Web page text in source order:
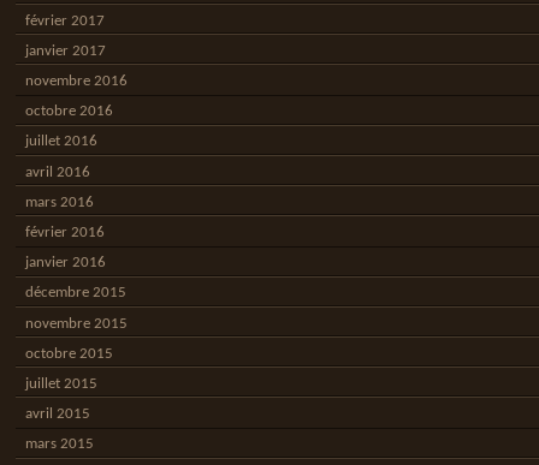
février 2017
janvier 2017
novembre 2016
octobre 2016
juillet 2016
avril 2016
mars 2016
février 2016
janvier 2016
décembre 2015
novembre 2015
octobre 2015
juillet 2015
avril 2015
mars 2015